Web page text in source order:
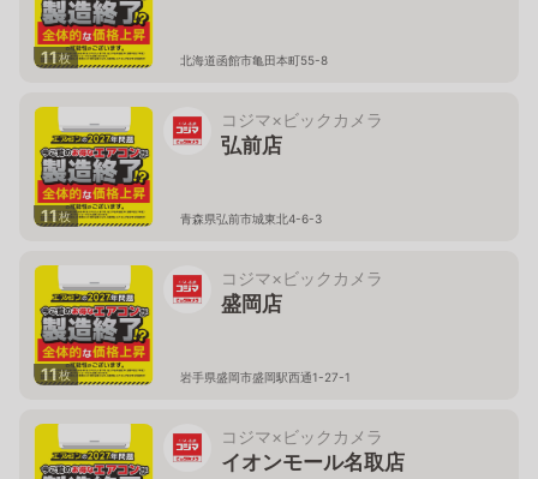
11枚 北海道函館市亀田本町55-8
11枚
コジマ×ビックカメラ
弘前店
青森県弘前市城東北4-6-3
11枚
コジマ×ビックカメラ
盛岡店
岩手県盛岡市盛岡駅西通1-27-1
コジマ×ビックカメラ
イオンモール名取店